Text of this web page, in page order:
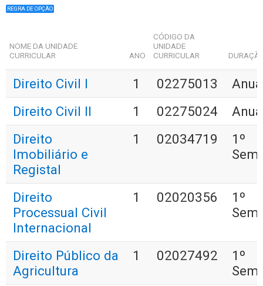
REGRA DE OPÇÃO
NOME DA UNIDADE
CURRICULAR
ANO
CÓDIGO DA
UNIDADE
CURRICULAR
Direito Civil I 1 02275013
Direito Civil II
1 02275024
Direito
Imobiliário e
Registal
1 02034719
1º
Direito
Processual Civil
Internacional
1 02020356
1º
Direito Público da
Agricultura
1 02027492
1º